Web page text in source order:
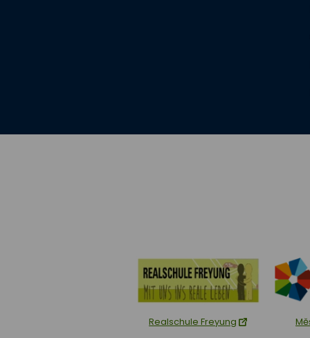
Realschule Freyung